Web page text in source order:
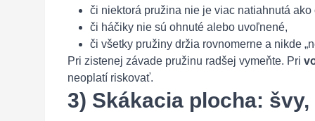
či niektorá pružina nie je viac natiahnutá ako
či háčiky nie sú ohnuté alebo uvoľnené,
či všetky pružiny držia rovnomerne a nikde
Pri zistenej závade pružinu radšej vymeňte. Pri
neoplatí riskovať.
3) Skákacia plocha: